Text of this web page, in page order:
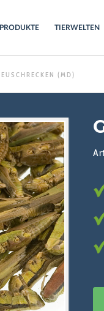
PRODUKTE TIERWELTEN
(MD)